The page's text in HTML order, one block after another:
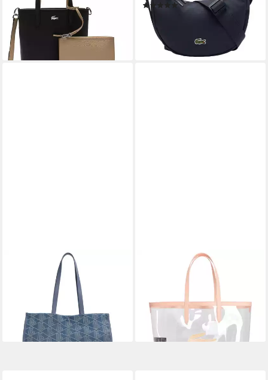
ab 103,89 €
lieferbar - in 2-3 Werktagen bei dir
(1)
64,95 €
lieferbar - in 2-3 Werktagen bei dir
Handtasche Heritage
Jacquard - Handtasche 40 cm
(mono jacquard denim)
120,69 €
lieferbar - in 2-3 Werktagen bei dir
Shopper Anna - Shopper 38.5
110,16 €
lieferbar - in 2-3 Werktagen bei dir